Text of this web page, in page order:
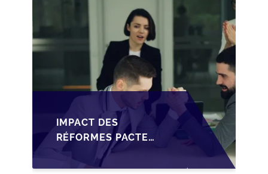
IMPACT DES
RÉFORMES PACTE
DUTREIL SUR LA
TRANSMISSION DES